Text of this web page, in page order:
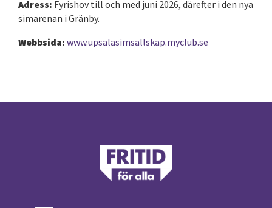
Adress: Fyrishov till och med juni 2026, därefter i den nya
simarenan i Gränby.
Webbsida: www.upsalasimsallskap.myclub.se